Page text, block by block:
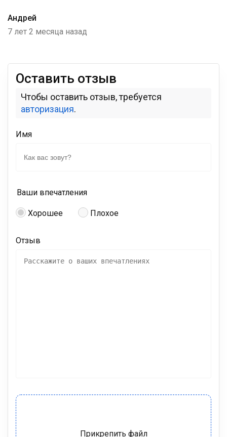
Андрей
7 лет 2 месяца назад
Оставить отзыв
Чтобы оставить отзыв, требуется
авторизация.
Имя
Ваши впечатления
Хорошее Плохое
Отзыв